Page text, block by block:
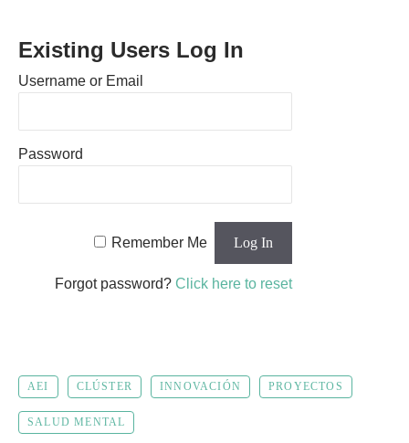
Existing Users Log In
Username or Email
Password
Remember Me
Forgot password? Click here to reset
AEI CLÚSTER INNOVACIÓN PROYECTOS
SALUD MENTAL